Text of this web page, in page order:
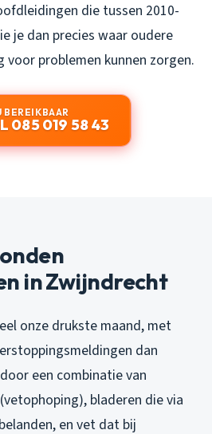
die tussen 2010-
je dan precies waar oudere
voor problemen kunnen zorgen.
BEREIKBAAR
085 019 58 43
in Zwijndrecht
onze drukste maand, met
dan
een combinatie van
bladeren die via
en vet dat bij